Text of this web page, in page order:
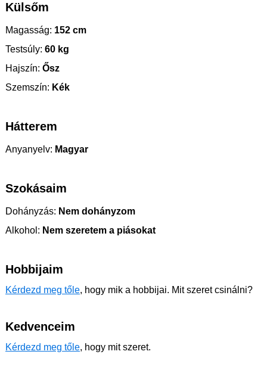
Külsőm
Magasság: 152 cm
Testsúly: 60 kg
Hajszín: Ősz
Szemszín: Kék
Hátterem
Anyanyelv: Magyar
Szokásaim
Dohányzás: Nem dohányzom
Alkohol: Nem szeretem a piásokat
Hobbijaim
Kérdezd meg tőle, hogy mik a hobbijai. Mit szeret csinálni?
Kedvenceim
Kérdezd meg tőle, hogy mit szeret.